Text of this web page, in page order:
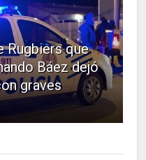
Rugbiers que
Báez dejó
graves